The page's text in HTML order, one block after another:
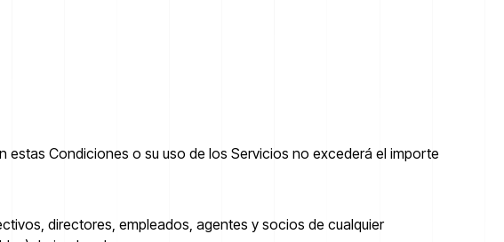
estas Condiciones o su uso de los Servicios no excederá el importe
directores, empleados, agentes y socios de cualquier